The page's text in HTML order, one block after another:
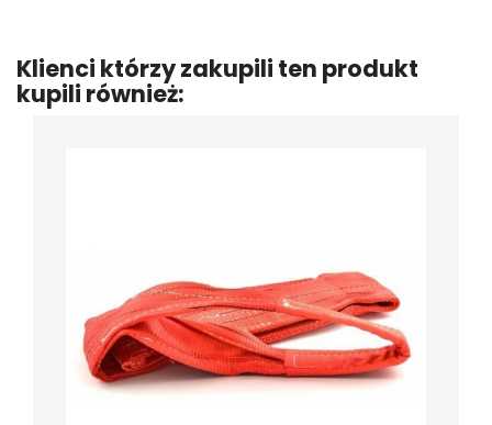
Klienci którzy zakupili ten produkt
kupili również: